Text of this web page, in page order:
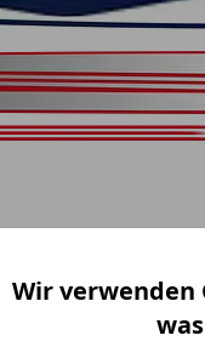
Wir verwenden